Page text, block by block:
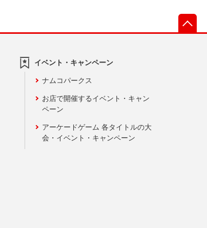
イベント・キャンペーン
ナムコパークス
お店で開催するイベント・キャン
ペーン
アーケードゲーム 各タイトルの大
会・イベント・キャンペーン